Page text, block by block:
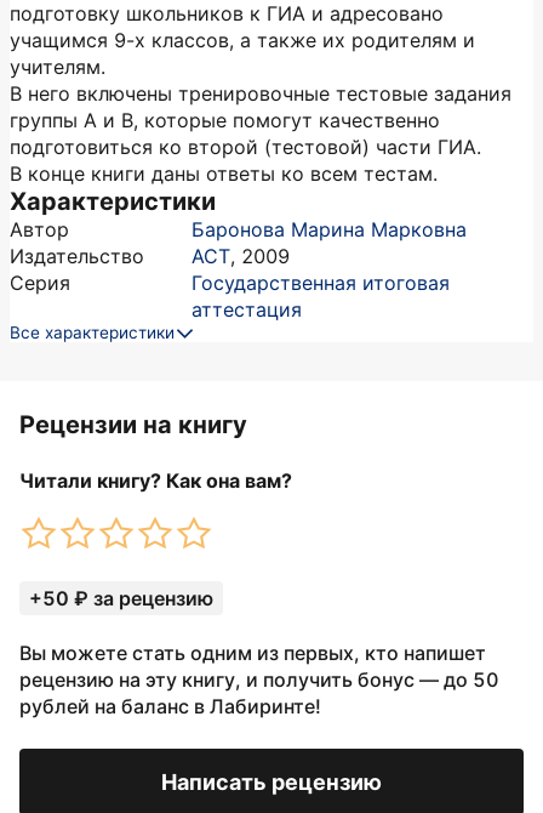
подготовку школьников к ГИА и адресовано
учащимся 9-х классов, а также их родителям и
учителям.
В него включены тренировочные тестовые задания
группы А и В, которые помогут качественно
подготовиться ко второй (тестовой) части ГИА.
В конце книги даны ответы ко всем тестам.
Характеристики
Автор
Баронова Марина Марковна
Издательство
АСТ, 2009
Серия
Государственная итоговая
аттестация
Все характеристики
Рецензии на книгу
Читали книгу? Как она вам?
+50 ₽ за рецензию
Вы можете стать одним из первых, кто напишет
рецензию на эту книгу, и получить бонус — до 50
рублей на баланс в Лабиринте!
Написать рецензию